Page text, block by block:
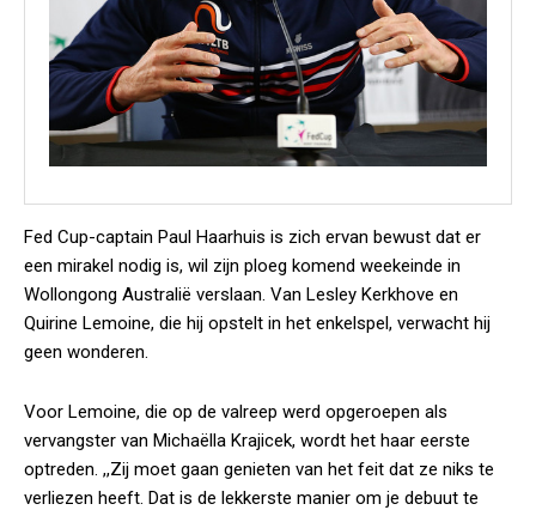
Fed Cup-captain Paul Haarhuis is zich ervan bewust dat er
een mirakel nodig is, wil zijn ploeg komend weekeinde in
Wollongong Australië verslaan. Van Lesley Kerkhove en
Quirine Lemoine, die hij opstelt in het enkelspel, verwacht hij
geen wonderen.
Voor Lemoine, die op de valreep werd opgeroepen als
vervangster van Michaëlla Krajicek, wordt het haar eerste
optreden. ,,Zij moet gaan genieten van het feit dat ze niks te
verliezen heeft. Dat is de lekkerste manier om je debuut te